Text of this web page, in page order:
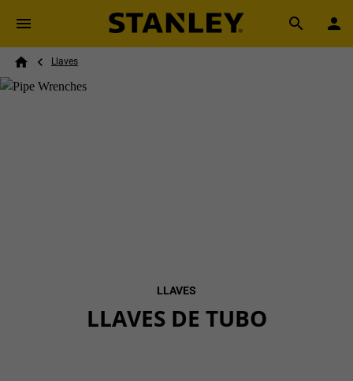
Skip to main content
Search
Breadcrumb
Llaves
LLAVES
LLAVES DE TUBO